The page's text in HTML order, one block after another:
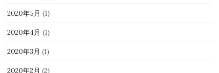
2020年5月 (1)
2020年4月 (1)
2020年3月 (1)
2020年2月 (2)